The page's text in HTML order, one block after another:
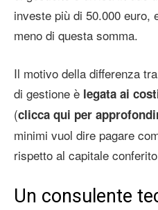
investe più di 50.000 euro,
meno di questa somma.
Il motivo della differenza
di gestione è legata ai
(clicca qui per
minimi vuol dire pagare
rispetto al capitale
Un consulente